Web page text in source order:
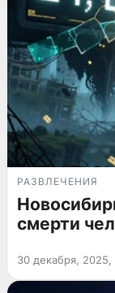
РАЗВЛЕЧЕНИЯ
смерти
30 декабря, 2025,